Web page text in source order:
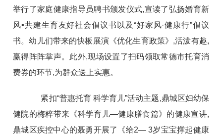
举行了家庭健康指导员聘书颁发仪式,宣读了弘扬婚育新
风▪共建生育友好社会倡议书以及“好家风·健康行”倡议
书。幼儿们带来的快板展演《优化生育政策》,活泼有趣,
赢得阵阵掌声。此外,现场设置了扫码领取常德市托育消
费券的环节,为群众送上实惠。
紧扣“普惠托育 科学育儿”活动主题,鼎城区妇幼保
健院的梅粹带来《科学育儿—健康膳食篇》的健康宣讲,
鼎城区疾控中心的聂勇开展了《给2— 3岁宝宝撑起健康